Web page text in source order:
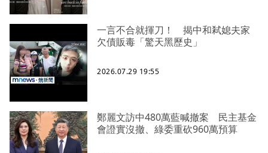
一言不合就揮刀！ 揭中和弒媳夫家
欠債販毒「驚天黑歷史」
2026.07.29 19:55
鄭麗文訪中480萬藍喊撤案 民主基金
會證實沒撤、綠委重砍960萬預算